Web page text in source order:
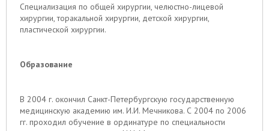
Специализация по общей хирургии, челюстно-лицевой
хирургии, торакальной хирургии, детской хирургии,
пластической хирургии.
Образование
В 2004 г. окончил Санкт-Петербургскую государственную
медицинскую академию им. И.И. Мечникова. С 2004 по 2006
гг. проходил обучение в ординатуре по специальности